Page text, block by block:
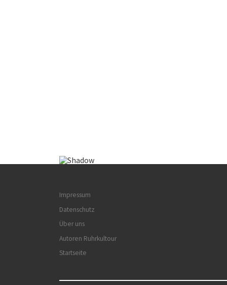
Impressum
Datenschutz
Über uns
Autoren Ruhrkultour
Startseite